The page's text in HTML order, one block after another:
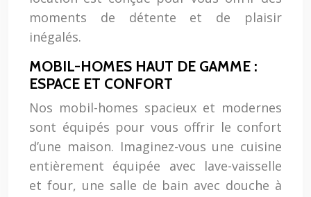
moments de détente et de plaisir
inégalés.
MOBIL-HOMES HAUT DE GAMME :
ESPACE ET CONFORT
Nos mobil-homes spacieux et modernes
sont équipés pour vous offrir le confort
d’une maison. Imaginez-vous une cuisine
entièrement équipée avec lave-vaisselle
et four, une salle de bain avec douche à